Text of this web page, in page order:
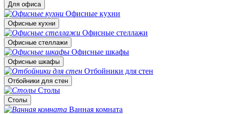
Для офиса
Офисные кухни
Офисные кухни
Офисные стеллажи
Офисные стеллажи
Офисные шкафы
Офисные шкафы
Отбойники для стен
Отбойники для стен
Столы
Столы
Ванная комната